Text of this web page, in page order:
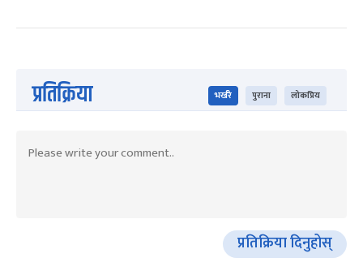
प्रतिक्रिया भर्खरै पुराना लोकप्रिय
प्रतिक्रिया दिनुहोस्